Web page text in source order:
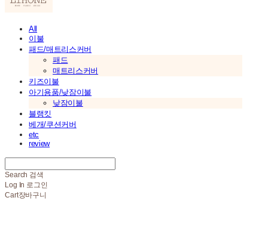
All
이불
패드/매트리스커버
패드
매트리스커버
키즈이불
아기용품/낮잠이불
낮잠이불
블랭킷
베개/쿠션커버
etc
review
Search 검색
Log In 로그인
Cart장바구니